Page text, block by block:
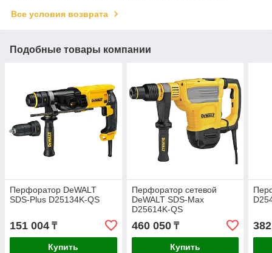
Все условия возврата
Подобные товары компании
Перфоратор DeWALT
SDS-Plus D25134K-QS
151 004 ₸
Купить
Перфоратор сетевой
DeWALT SDS-Max
D25614K-QS
460 050₸
Купить